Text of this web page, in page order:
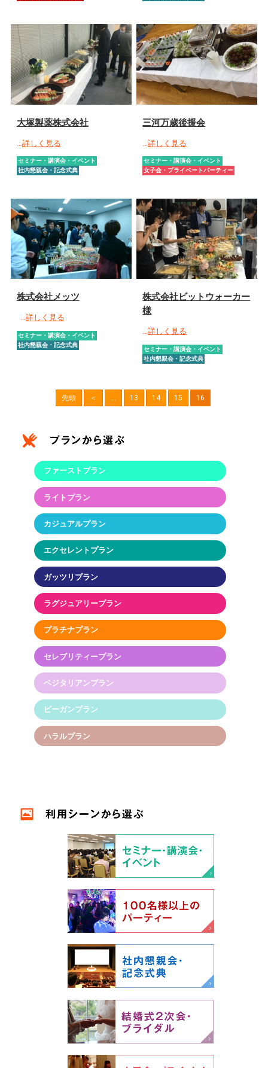
大塚製薬株式会社
詳しく見る
セミナー・講演会・イベント
社内懇親会・記念式典
三河万歳後援会
…詳しく見る
セミナー・講演会・イベント
女子会・プライベートパーティー
株式会社メッツ
詳しく見る
セミナー・講演会・イベント
社内懇親会・記念式典
株式会社ビットウォーカー
様
…詳しく見る
セミナー・講演会・イベント
社内懇親会・記念式典
先頭 ＜ ... 13 14 15 16
ファーストプラン
ライトプラン
カジュアルプラン
エクセレントプラン
ガッツリプラン
ラグジュアリープラン
プラチナプラン
セレブリティープラン
ベジタリアンプラン
ビーガンプラン
ハラルプラン